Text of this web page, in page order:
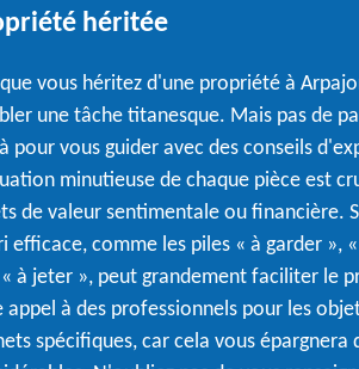
héritée
vous héritez d'une propriété à
une tâche titanesque. Mais pas de
pour vous guider avec des conseils
minutieuse de chaque pièce est
de valeur sentimentale ou financière.
efficace, comme les piles « à garder »,
à jeter », peut grandement faciliter le
appel à des professionnels pour les
spécifiques, car cela vous épargnera